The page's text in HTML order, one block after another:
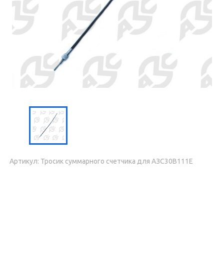
Артикул: Тросик суммарного счетчика для АЗС30В111Е